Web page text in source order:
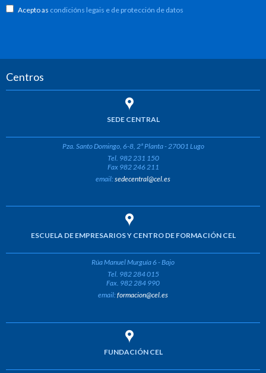
Acepto as condicións legais e de protección de datos
Centros
SEDE CENTRAL
Pza. Santo Domingo, 6-8, 2ª Planta - 27001 Lugo
Tel. 982 231 150
Fax 982 246 211
email:sedecentral@cel.es
ESCUELA DE EMPRESARIOS Y CENTRO DE FORMACIÓN CEL
Rúa Manuel Murguía 6 - Bajo
Tel. 982 284 015
Fax. 982 284 990
email:formacion@cel.es
FUNDACIÓN CEL